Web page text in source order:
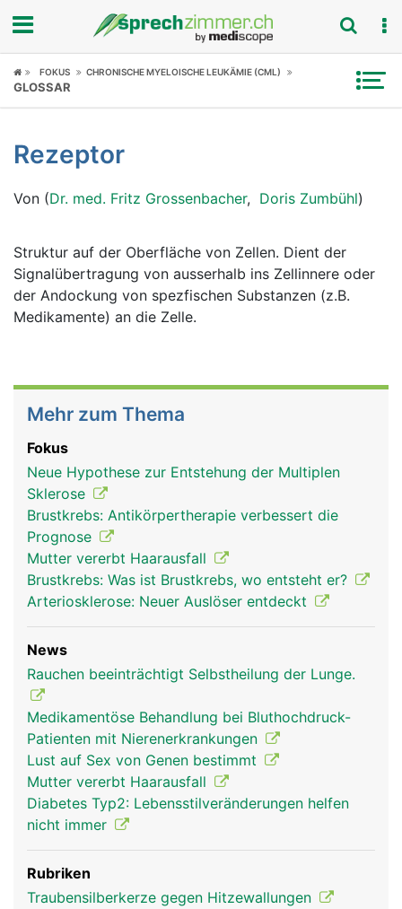
Fokus
Symptome
Untersuchungen
News
Ratgeber
FOKUS CHRONISCHE MYELOISCHE LEUKÄMIE (CML)
GLOSSAR
Rezeptor
Von (Dr. med. Fritz Grossenbacher, Doris Zumbühl)
Struktur auf der Oberfläche von Zellen. Dient der
Signalübertragung von ausserhalb ins Zellinnere oder
der Andockung von spezfischen Substanzen (z.B.
Medikamente) an die Zelle.
Mehr zum Thema
Fokus
Neue Hypothese zur Entstehung der Multiplen
Sklerose
Brustkrebs: Antikörpertherapie verbessert die
Prognose
Mutter vererbt Haarausfall
Brustkrebs: Was ist Brustkrebs, wo entsteht er?
Arteriosklerose: Neuer Auslöser entdeckt
News
Rauchen beeinträchtigt Selbstheilung der Lunge.
Medikamentöse Behandlung bei Bluthochdruck-
Patienten mit Nierenerkrankungen
Lust auf Sex von Genen bestimmt
Mutter vererbt Haarausfall
Diabetes Typ2: Lebensstilveränderungen helfen
nicht immer
Rubriken
Traubensilberkerze gegen Hitzewallungen